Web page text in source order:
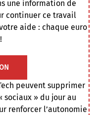
une information de
continuer ce travail
aide : chaque euro
peuvent supprimer
sociaux » du jour au
renforcer l’autonomie